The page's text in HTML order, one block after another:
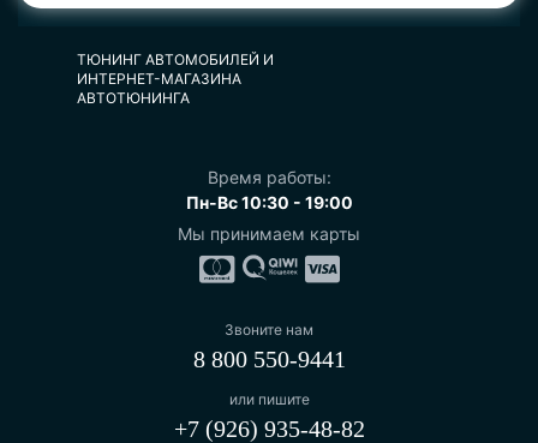
ТЮНИНГ АВТОМОБИЛЕЙ И
ИНТЕРНЕТ-МАГАЗИНА
АВТОТЮНИНГА
Время работы:
Пн-Вс 10:30 - 19:00
Мы принимаем карты
Звоните нам
8 800 550-9441
или пишите
+7 (926) 935-48-82